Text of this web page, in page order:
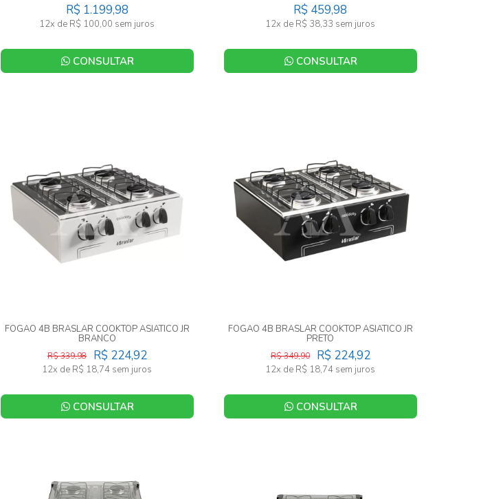
R$ 1.199,98
12x de R$ 100,00 sem juros
CONSULTAR
R$ 459,98
12x de R$ 38,33 sem juros
CONSULTAR
FOGAO 4B BRASLAR COOKTOP ASIATICO JR
BRANCO
R$ 224,92
R$ 339,98
12x de R$ 18,74 sem juros
CONSULTAR
FOGAO 4B BRASLAR COOKTOP ASIATICO JR
PRETO
R$ 224,92
R$ 349,90
12x de R$ 18,74 sem juros
CONSULTAR